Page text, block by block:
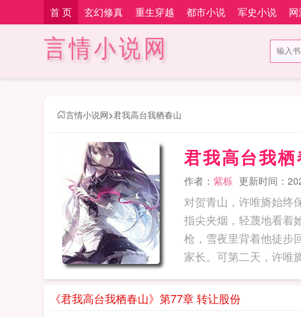
首 页 玄幻修真 重生穿越 都市小说 军史小说
言情小说网
言情小说网>君我高台我栖春山
君我高台我栖
作者： 紫栎 更新时间：
对贺青山，许唯旖始终
指尖夹烟，轻蔑地看着
枪，雪夜里背着他徒步
家长。可第二天，许唯
《君我高台我栖春山》第77章 转让股份